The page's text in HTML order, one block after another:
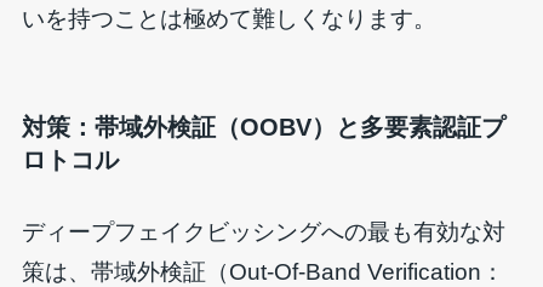
いを持つことは極めて難しくなります。
対策：帯域外検証（OOBV）と多要素認証プ
ロトコル
ディープフェイクビッシングへの最も有効な対
策は、帯域外検証（Out-Of-Band Verification：